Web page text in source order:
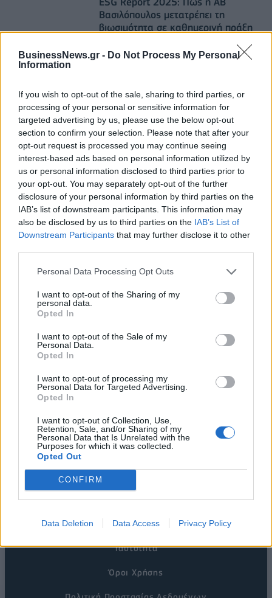
BusinessNews.gr - Do Not Process My Personal
Information
If you wish to opt-out of the sale, sharing to third parties, or
processing of your personal or sensitive information for
targeted advertising by us, please use the below opt-out
section to confirm your selection. Please note that after your
opt-out request is processed you may continue seeing
interest-based ads based on personal information utilized by
us or personal information disclosed to third parties prior to
your opt-out. You may separately opt-out of the further
disclosure of your personal information by third parties on the
IAB’s list of downstream participants. This information may
also be disclosed by us to third parties on the IAB’s List of
Downstream Participants that may further disclose it to other
Personal Data Processing Opt Outs
I want to opt-out of the Sharing of my
personal data.
Opted In
I want to opt-out of the Sale of my
Personal Data.
Opted In
I want to opt-out of processing my
Personal Data for Targeted Advertising.
Opted In
I want to opt-out of Collection, Use,
Retention, Sale, and/or Sharing of my
Personal Data that Is Unrelated with the
Purposes for which it was collected.
Opted Out
CONFIRM
Data Deletion Data Access Privacy Policy
Βασιλόπουλος μετατρέπει τη
βιωσιμότητα σε καθημερινή πράξη
Η Chery επενδύει 75 εκατ. δολάρια
στην KG Mobility
04/08/2026 - 09:24
esteticamagazine.gr
“Kokoon Loutraki Coast”
28/07/2026 - 12:07
esteticamagazine.gr
Aveda I One for All Leave in Elixir
22/07/2026 - 13:20
Η Εταιρεία
Ταυτότητα
Όροι Χρήσης